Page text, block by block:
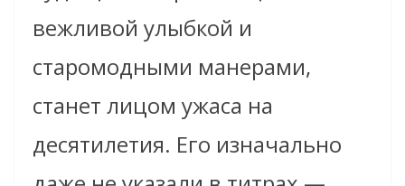
вежливой улыбкой и
старомодными манерами,
станет лицом ужаса на
десятилетия. Его изначально